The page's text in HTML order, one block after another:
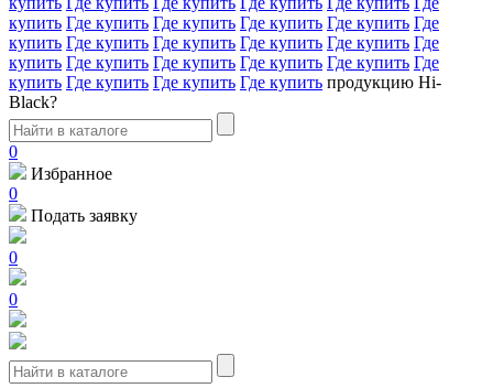
купить Где купить Где купить Где купить Где купить Где
купить Где купить Где купить Где купить Где купить Где
купить Где купить Где купить Где купить Где купить Где
купить Где купить Где купить Где купить продукцию Hi-
Black?
0
Избранное
0
Подать заявку
0
0